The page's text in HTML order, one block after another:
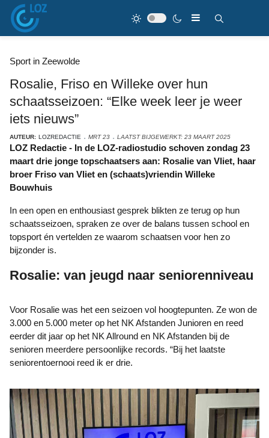
Sport in Zeewolde
Rosalie, Friso en Willeke over hun
schaatsseizoen: “Elke week leer je weer
iets nieuws”
AUTEUR: LOZREDACTIE MRT 23 LAATST BIJGEWERKT: 23 MAART 2025
LOZ Redactie - In de LOZ-radiostudio schoven zondag 23
maart drie jonge topschaatsers aan: Rosalie van Vliet, haar
broer Friso van Vliet en (schaats)vriendin Willeke
Bouwhuis
In een open en enthousiast gesprek blikten ze terug op hun
schaatsseizoen, spraken ze over de balans tussen school en
topsport én vertelden ze waarom schaatsen voor hen zo
bijzonder is.
Rosalie: van jeugd naar seniorenniveau
Voor Rosalie was het een seizoen vol hoogtepunten. Ze won de
3.000 en 5.000 meter op het NK Afstanden Junioren en reed
eerder dit jaar op het NK Allround en NK Afstanden bij de
senioren meerdere persoonlijke records. “Bij het laatste
seniorentoernooi reed ik er drie.